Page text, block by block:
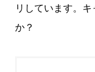
リしています。
か？